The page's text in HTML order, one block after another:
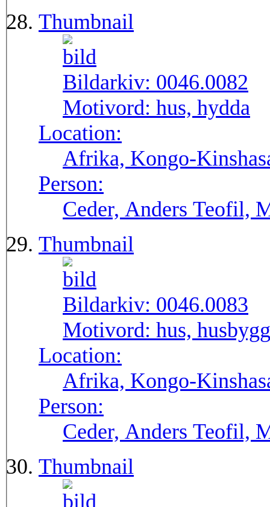
Thumbnail
Bildarkiv: 0046.0082
Motivord: hus, hydda
Location:
Afrika, Kongo-
Person:
Ceder, Anders Teofil,
Thumbnail
Bildarkiv: 0046.0083
Motivord: hus,
Location:
Afrika, Kongo-
Person:
Ceder, Anders Teofil,
Thumbnail